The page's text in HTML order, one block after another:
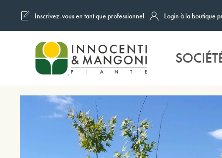
Skip to main content
Inscrivez-vous en tant que professionnel Login à la boutique